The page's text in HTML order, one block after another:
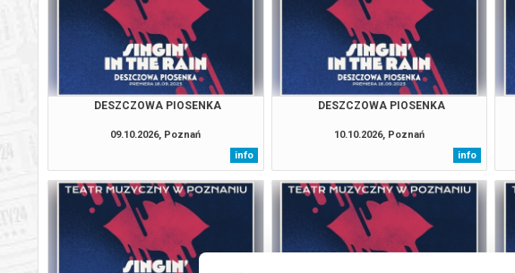
DESZCZOWA PIOSENKA
09.10.2026, Poznań
info
DESZCZOWA PIOSENKA
10.10.2026, Poznań
info